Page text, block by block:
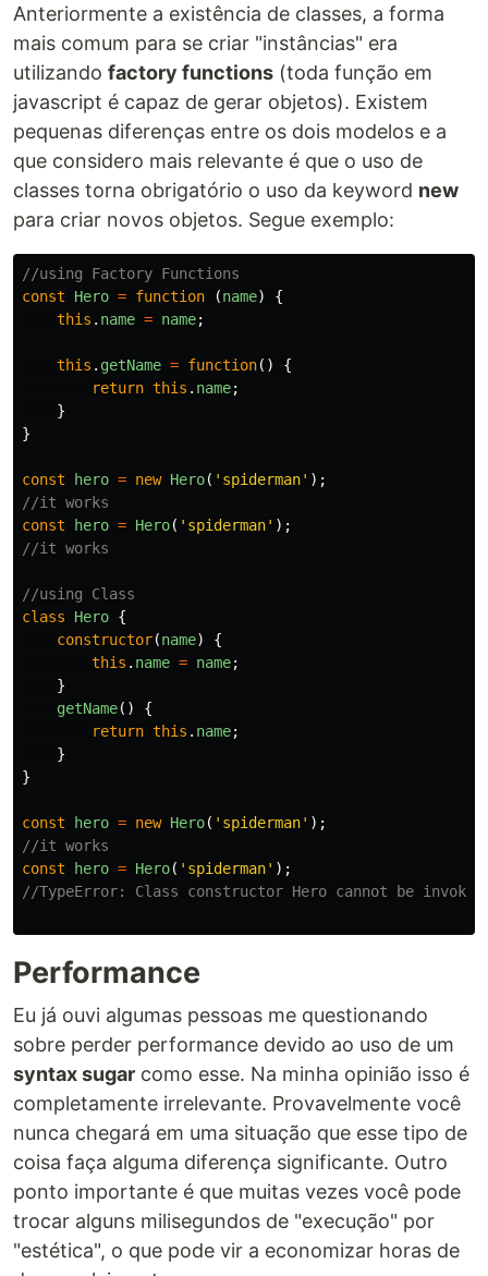
Anteriormente a existência de classes, a forma
mais comum para se criar "instâncias" era
utilizando factory functions (toda função em
javascript é capaz de gerar objetos). Existem
pequenas diferenças entre os dois modelos e a
que considero mais relevante é que o uso de
classes torna obrigatório o uso da keyword new
para criar novos objetos. Segue exemplo:
//using Factory Functions
const
Hero = function (name)
{
this . name = name;
this . getName = function()
{
return this . name;
}
}
const hero = new Hero( ' spiderman' );
//it works
const
hero = Hero( ' spiderman' );
//it works
//using Class
class
Hero {
constructor(name)
{
this . name = name;
}
getName()
{
return this . name;
}
}
const hero = new Hero( ' spiderman' );
//it works
const
hero = Hero( ' spiderman' );
//TypeError: Class constructor Hero cannot be
Performance
Eu já ouvi algumas pessoas me questionando
sobre perder performance devido ao uso de um
syntax sugar como esse. Na minha opinião isso é
completamente irrelevante. Provavelmente você
nunca chegará em uma situação que esse tipo de
coisa faça alguma diferença significante. Outro
ponto importante é que muitas vezes você pode
trocar alguns milisegundos de "execução" por
"estética", o que pode vir a economizar horas de